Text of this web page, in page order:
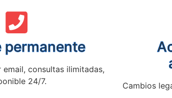
permanente
consultas ilimitadas,
24/7.
Cambios